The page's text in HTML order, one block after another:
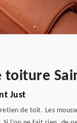
Just
de toit. Les